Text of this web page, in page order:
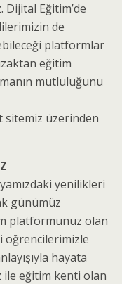
Dijital Eğitim’de
de
platformlar
eğitim
mutluluğunu
üzerinden
yenilikleri
günümüz
platformunuz olan
öğrencilerimizle
hayata
ile eğitim kenti olan